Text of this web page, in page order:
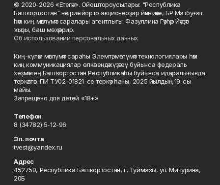
© 2020-2026 «Етегән». Ойоштороусылары: "Республика
Башкортостан" нәшриәт йорто акционерҙар йәмғиәте, БР Матбуғат
һәм киң мәғлүмәт саралары агентлығы. Фазуллина Гәүһәр Йәүҙәт
ҡыҙы, баш мөхәррир.
Об использовании персональных данных
Киң-күләм мәғлүмәт сараһы Элемтә, мәғлүмәт технологиялары һәм
киң коммуникациялар өлкәһендә күҙәтеү буйынса федераль
хеҙмәттең Башҡортостан Республикаһы буйынса идаралығында
теркәлгән, ПИ ТУ02-01821-се теркәү һаны, 2025 йылдың 19-сы
майы.
Запрещено для детей «18+»
Телефон
8 (34782) 5-12-96
Эл. почта
tvest@yandex.ru
Адрес
452750, Республика Башкортостан, г. Туймазы, ул. Мичурина,
20Б